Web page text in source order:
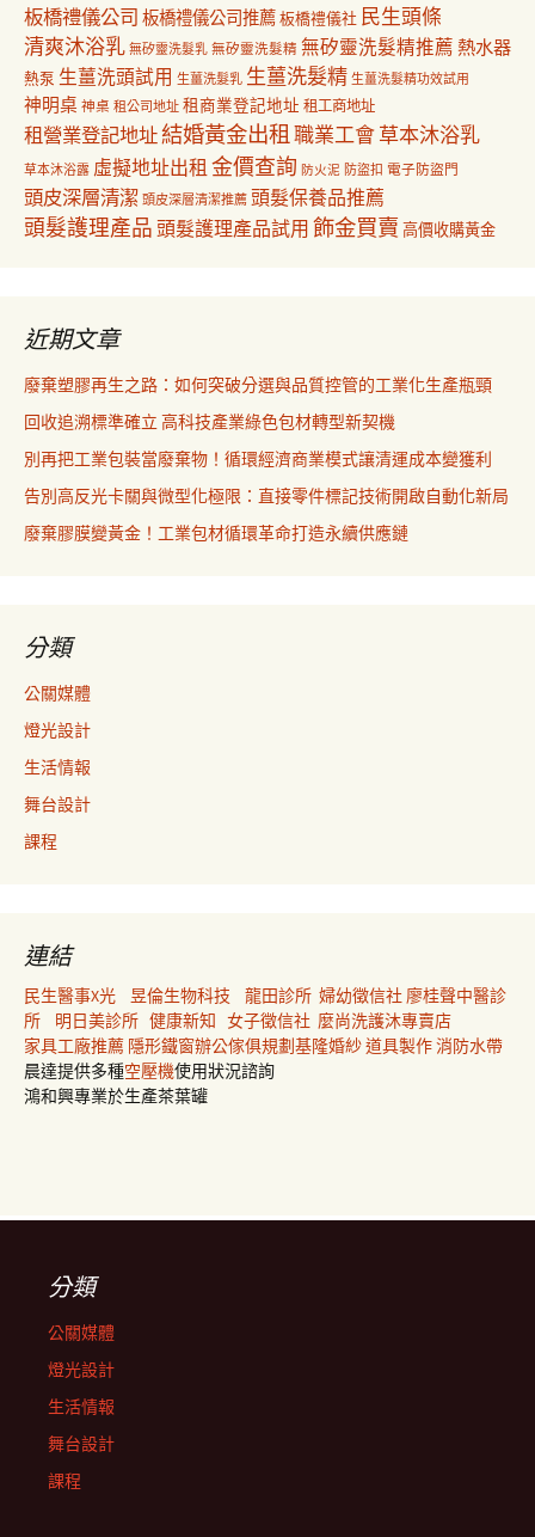
板橋禮儀公司 板橋禮儀公司推薦板橋禮儀社 民生頭條
清爽沐浴乳 無矽靈洗髮乳 無矽靈洗髮精 無矽靈洗髮精推薦 熱水器
熱泵 生薑洗頭試用 生薑洗髮乳 生薑洗髮精 生薑洗髮精功效試用
神明桌 神桌 租公司地址 租商業登記地址 租工商地址
租營業登記地址結婚黃金出租職業工會草本沐浴乳
草本沐浴露 虛擬地址出租 金價查詢 防火泥 防盜扣 電子防盜門
頭皮深層清潔 頭皮深層清潔推薦 頭髮保養品推薦
頭髮護理產品 頭髮護理產品試用 飾金買賣 高價收購黃金
近期文章
廢棄塑膠再生之路：如何突破分選與品質控管的工業化生產瓶頸
回收追溯標準確立 高科技產業綠色包材轉型新契機
別再把工業包裝當廢棄物！循環經濟商業模式讓清運成本變獲利
告別高反光卡關與微型化極限：直接零件標記技術開啟自動化新局
廢棄膠膜變黃金！工業包材循環革命打造永續供應鏈
分類
公關媒體
燈光設計
生活情報
舞台設計
課程
連結
民生醫事X光 昱倫生物科技 龍田診所 婦幼徵信社 廖桂聲中醫診
所
明日美診所 健康新知 女子徵信社 麼尚洗護沐專賣店
家具工廠推薦 隱形鐵窗辦公傢俱規劃基隆婚紗道具製作消防水帶
晨達提供多種空壓機使用狀況諮詢
鴻和興專業於生產茶葉罐
分類
公關媒體
燈光設計
生活情報
舞台設計
課程